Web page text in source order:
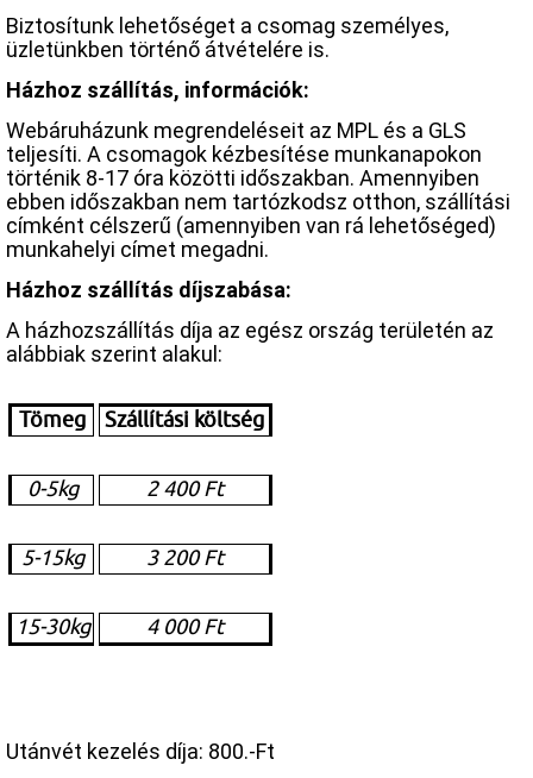
Biztosítunk lehetőséget a csomag személyes,
üzletünkben történő átvételére is.
Házhoz szállítás, információk:
Webáruházunk megrendeléseit az MPL és a GLS
teljesíti. A csomagok kézbesítése munkanapokon
történik 8-17 óra közötti időszakban. Amennyiben
ebben időszakban nem tartózkodsz otthon, szállítási
címként célszerű (amennyiben van rá lehetőséged)
munkahelyi címet megadni.
Házhoz szállítás díjszabása:
A házhozszállítás díja az egész ország területén az
alábbiak szerint alakul:
Tömeg Szállítási költség
0-5kg 2 400 Ft
5-15kg 3 200 Ft
15-30kg 4 000 Ft
Utánvét kezelés díja: 800.-Ft